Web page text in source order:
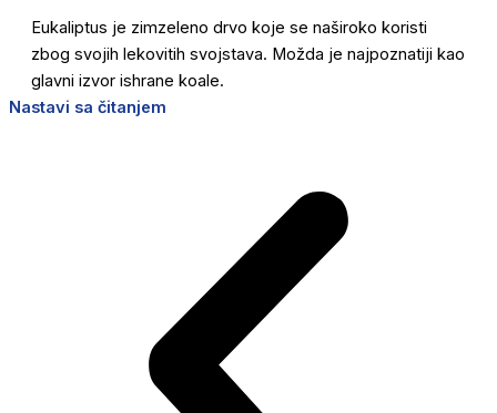
Eukaliptus je zimzeleno drvo koje se naširoko koristi
zbog svojih lekovitih svojstava. Možda je najpoznatiji kao
glavni izvor ishrane koale.
Nastavi sa čitanjem